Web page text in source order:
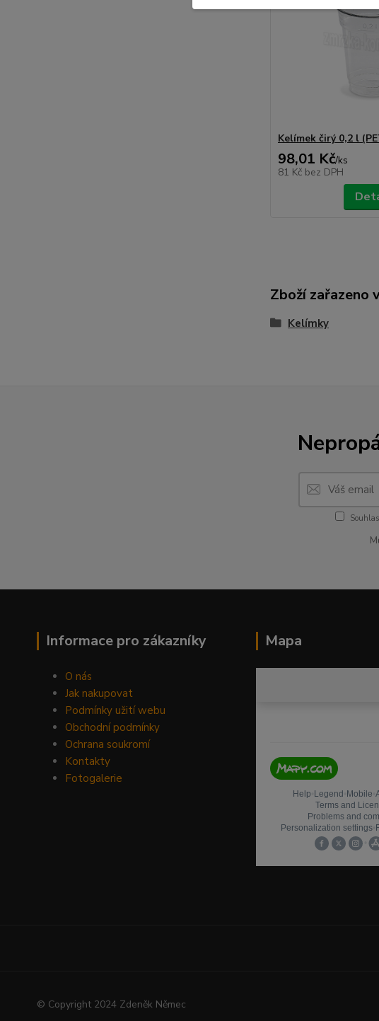
Kelímek čirý 0,2 l
98,01 Kč/ks
81 Kč bez DPH
Zboží zařazeno
Kelímky
Informace pro zákazníky
O nás
Jak nakupovat
Podmínky užití webu
Obchodní podmínky
Ochrana soukromí
Kontakty
Fotogalerie
Mapa
© Copyright 2024 Zdeněk Němec